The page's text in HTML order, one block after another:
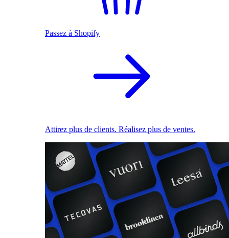
Passez à Shopify
Attirez plus de clients. Réalisez plus de ventes.